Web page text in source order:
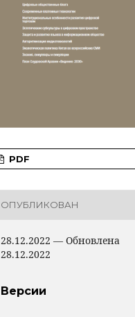
PDF
ОПУБЛИКОВАН
28.12.2022 — Обновлена
28.12.2022
Версии